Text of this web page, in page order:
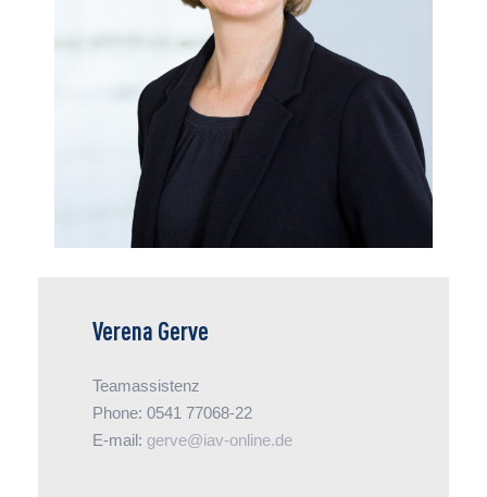
Öffentlichkeitsarbeit mal wieder rund geht. Von
Newsletter-Layout über Pressegespräche bis
zu Veranstaltungseinladungen: Termine hat sie
fest im Blick und alle To-dos auf der Liste.
Verena Gerve
Teamassistenz
Phone: 0541 77068-22
E-mail: gerve@iav-online.de